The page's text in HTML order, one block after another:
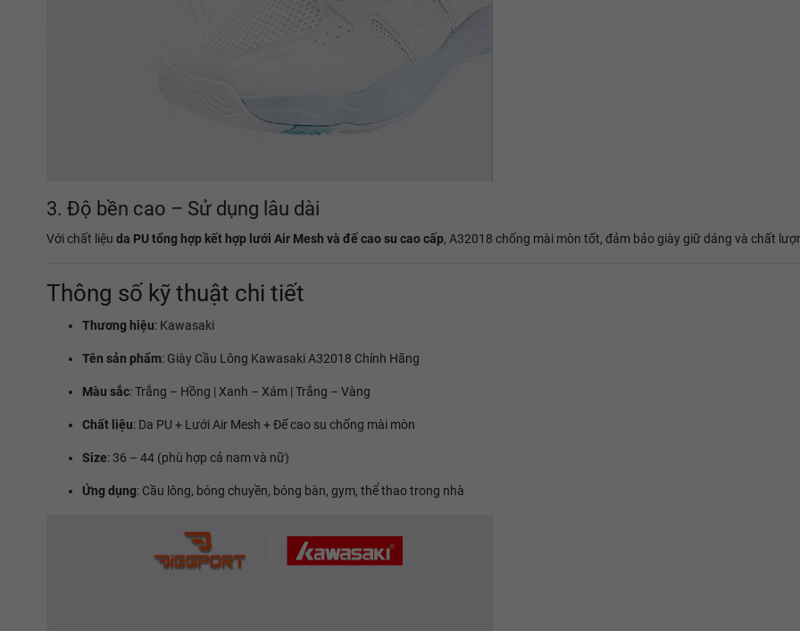
3. Độ bền cao – Sử dụng lâu dài
Với chất liệu da PU tổng hợp kết hợp lưới Air Mesh và đế cao su cao cấp, A32018 chống mài mòn tốt, đảm bảo giày giữ dáng và chất
Thông số kỹ thuật chi tiết
Thương hiệu: Kawasaki
Tên sản phẩm: Giày Cầu Lông Kawasaki A32018 Chính Hãng
Màu sắc: Trắng – Hồng | Xanh – Xám | Trắng – Vàng
Chất liệu: Da PU + Lưới Air Mesh + Đế cao su chống mài mòn
Size: 36 – 44 (phù hợp cả nam và nữ)
Ứng dụng: Cầu lông, bóng chuyền, bóng bàn, gym, thể thao trong nhà